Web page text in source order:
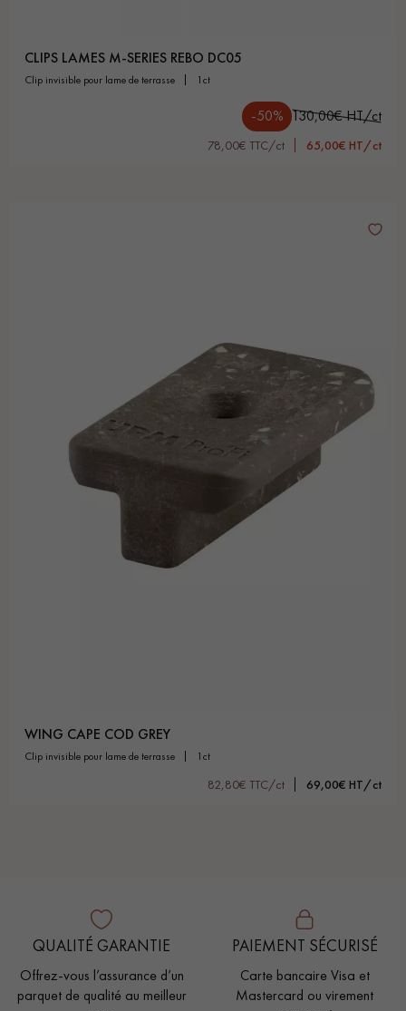
CLIPS LAMES M-SERIES REBO DC05
clip invisible pour lame de terrasse 1ct
-50% 130,00€ HT/ct
78,00€ TTC/ct 65,00€ HT/ct
WING CAPE COD GREY
clip invisible pour lame de terrasse 1ct
82,80€ TTC/ct 69,00€ HT/ct
QUALITÉ GARANTIE
Offrez-vous l’assurance d’un
parquet de qualité au meilleur
PAIEMENT SÉCURISÉ
Carte bancaire Visa et
Mastercard ou virement